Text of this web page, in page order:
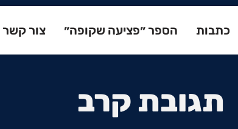
כתבות הספר ״פציעה שקופה״ צור קשר
תגובת קרב